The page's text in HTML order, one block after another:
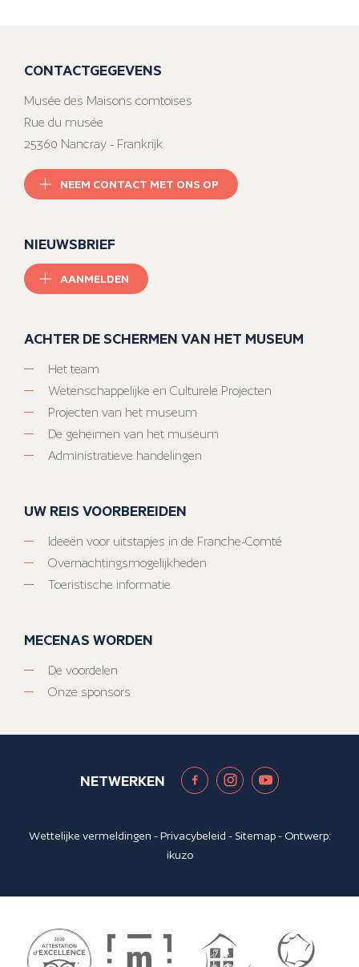
CONTACTGEGEVENS
Musée des Maisons comtoises
Rue du musée
25360 Nancray - Frankrijk
NEEM CONTACT MET ONS OP
NIEUWSBRIEF
AANMELDEN
ACHTER DE SCHERMEN VAN HET MUSEUM
Het team
Wetenschappelijke en Culturele Projecten
Projecten van het museum
De geheimen van het museum
Administratieve handelingen
UW REIS VOORBEREIDEN
Ideeën voor uitstapjes in de Franche-Comté
Overnachtingsmogelijkheden
Toeristische informatie
MECENAS WORDEN
De voordelen
Onze sponsors
NETWERKEN
Wettelijke vermeldingen -Privacybeleid - Sitemap- Ontwerp:
ikuzo